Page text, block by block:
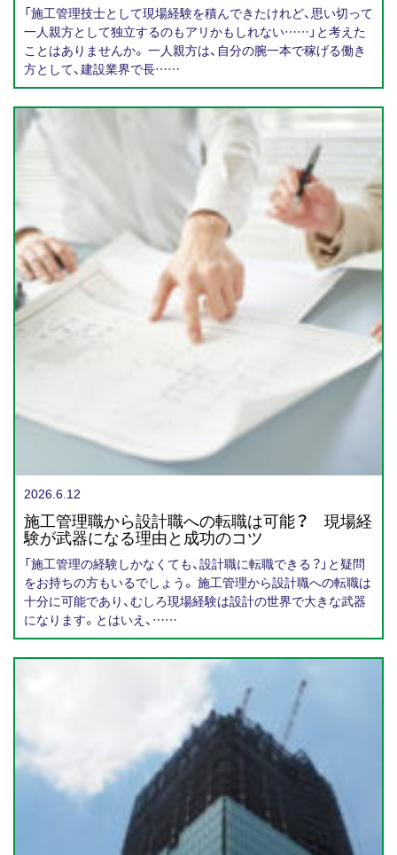
「施工管理技士として現場経験を積んできたけれど、思い切って
一人親方として独立するのもアリかもしれない……」と考えた
ことはありませんか。 一人親方は、自分の腕一本で稼げる働き
方として、建設業界で長……
2026.6.12
施工管理職から設計職への転職は可能？ 現場経
験が武器になる理由と成功のコツ
「施工管理の経験しかなくても、設計職に転職できる？」と疑問
をお持ちの方もいるでしょう。 施工管理から設計職への転職は
十分に可能であり、むしろ現場経験は設計の世界で大きな武器
になります。とはいえ、……